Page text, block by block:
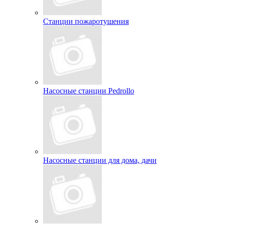
Станции пожаротушения
Насосные станции Pedrollo
Насосные станции для дома, дачи